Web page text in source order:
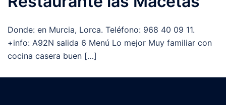
Donde: en Murcia, Lorca. Teléfono: 968 40 09 11.
+info: A92N salida 6 Menú Lo mejor Muy familiar con
cocina casera buen […]